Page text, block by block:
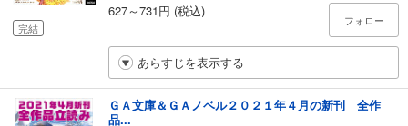
完結
627～731円 (税込)
フォロー
あらすじを表示する
ＧＡ文庫＆ＧＡノベル２０２１年４月の新刊 全作
品...